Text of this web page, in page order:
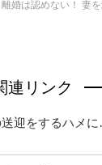
離婚は認めない！ 妻
連リンク
迎をするハメ